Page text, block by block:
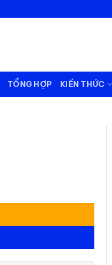
TỔNG HỢP KIẾN THỨC